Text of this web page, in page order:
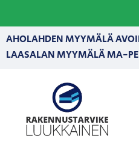
AHOLAHDEN MYYMÄLÄ
LAASALAN MYYMÄLÄ MA-